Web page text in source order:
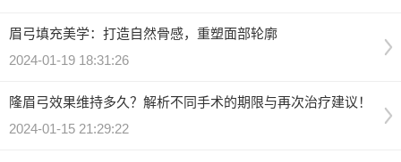
眉弓填充美学：打造自然骨感，重塑面部轮廓
2024-01-19 18:31:26
隆眉弓效果维持多久？解析不同手术的期限与再次治疗建议！
2024-01-15 21:29:22